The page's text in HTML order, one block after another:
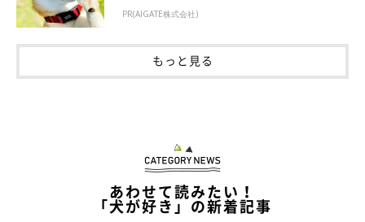
おこめちゃんはかまってほしいときに、自分から飼い主さんのも
とにおもちゃを持ってくるタイプなのだそう。今回の行動も、
え、その遊びいつ覚えたのww#ポメラニアン
pic.twitter.com/s0zL7wzAlf
PR(AIGATE株式会社)
もっと見る
あわせて読みたい！
「犬が好き」の新着記事